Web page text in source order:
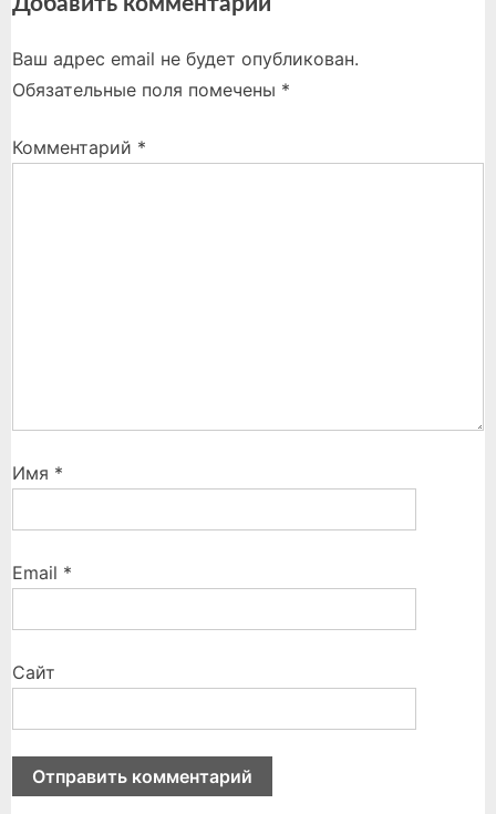
Ваш адрес email не будет опубликован.
Обязательные поля помечены *
Комментарий *
Имя *
Email *
Сайт